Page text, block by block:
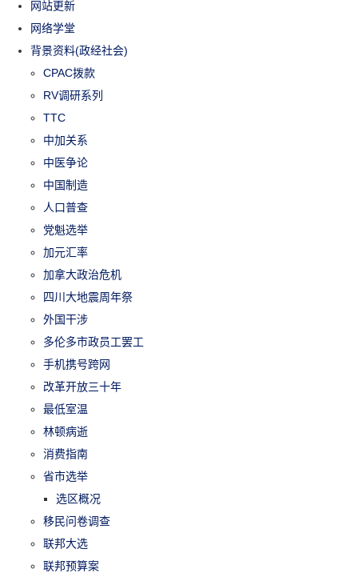
网站更新
网络学堂
背景资料(政经社会)
CPAC拨款
RV调研系列
TTC
中加关系
中医争论
中国制造
人口普查
党魁选举
加元汇率
加拿大政治危机
四川大地震周年祭
外国干涉
多伦多市政员工罢工
手机携号跨网
改革开放三十年
最低室温
林顿病逝
消费指南
省市选举
选区概况
移民问卷调查
联邦大选
联邦预算案